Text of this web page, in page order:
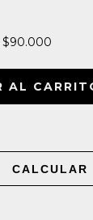
$90.000
CALCULAR